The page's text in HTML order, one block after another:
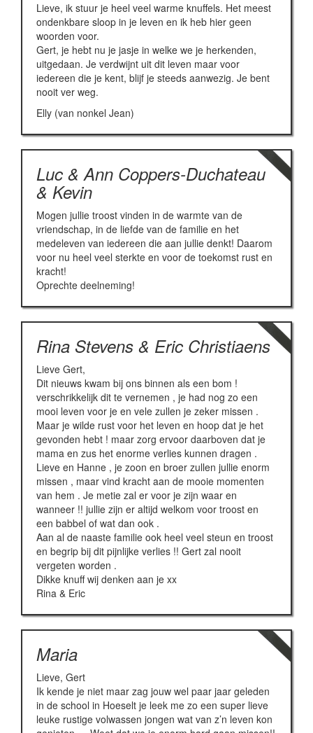
Lieve, ik stuur je heel veel warme knuffels. Het meest
ondenkbare sloop in je leven en ik heb hier geen
woorden voor.
Gert, je hebt nu je jasje in welke we je herkenden,
uitgedaan. Je verdwijnt uit dit leven maar voor
iedereen die je kent, blijf je steeds aanwezig. Je bent
nooit ver weg.
Elly (van nonkel Jean)
Luc & Ann Coppers-Duchateau
& Kevin
Mogen jullie troost vinden in de warmte van de
vriendschap, in de liefde van de familie en het
medeleven van iedereen die aan jullie denkt! Daarom
voor nu heel veel sterkte en voor de toekomst rust en
kracht!
Oprechte deelneming!
Rina Stevens & Eric Christiaens
Lieve Gert,
Dit nieuws kwam bij ons binnen als een bom !
verschrikkelijk dit te vernemen , je had nog zo een
mooi leven voor je en vele zullen je zeker missen .
Maar je wilde rust voor het leven en hoop dat je het
gevonden hebt ! maar zorg ervoor daarboven dat je
mama en zus het enorme verlies kunnen dragen .
Lieve en Hanne , je zoon en broer zullen jullie enorm
missen , maar vind kracht aan de mooie momenten
van hem . Je metie zal er voor je zijn waar en
wanneer !! jullie zijn er altijd welkom voor troost en
een babbel of wat dan ook .
Aan al de naaste familie ook heel veel steun en troost
en begrip bij dit pijnlijke verlies !! Gert zal nooit
vergeten worden .
Dikke knuff wij denken aan je xx
Rina & Eric
Maria
Lieve, Gert
Ik kende je niet maar zag jouw wel paar jaar geleden
in de school in Hoeselt je leek me zo een super lieve
leuke rustige volwassen jongen wat van z’n leven kon